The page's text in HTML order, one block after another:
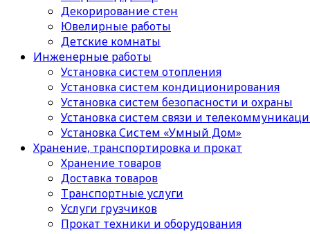
Декорирование стен
Ювелирные работы
Детские комнаты
Инженерные работы
Установка систем отопления
Установка систем кондиционирования
Установка систем безопасности и охраны
Установка систем связи и
Установка Систем «Умный Дом»
Хранение, транспортировка и прокат
Хранение товаров
Доставка товаров
Транспортные услуги
Услуги грузчиков
Прокат техники и оборудования